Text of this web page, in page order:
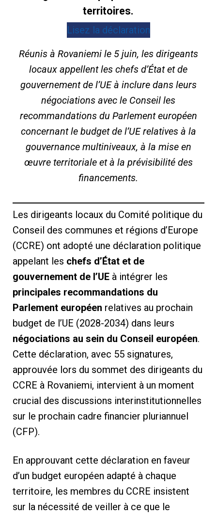
territoires.
Lisez la déclaration
Réunis à Rovaniemi le 5 juin, les dirigeants
locaux appellent les chefs d’État et de
gouvernement de l’UE à inclure dans leurs
négociations avec le Conseil les
recommandations du Parlement européen
concernant le budget de l’UE relatives à la
gouvernance multiniveaux, à la mise en
œuvre territoriale et à la prévisibilité des
financements.
Les dirigeants locaux du Comité politique du
Conseil des communes et régions d’Europe
(CCRE) ont adopté une déclaration politique
appelant les chefs d’État et de
gouvernement de l’UEà intégrer les
principales recommandations du
Parlement européen relatives au prochain
budget de l’UE (2028-2034) dans leurs
négociations au sein du Conseil européen.
Cette déclaration, avec 55 signatures,
approuvée lors du sommet des dirigeants du
CCRE à Rovaniemi, intervient à un moment
crucial des discussions interinstitutionnelles
sur le prochain cadre financier pluriannuel
(CFP).
En approuvant cette déclaration en faveur
d’un budget européen adapté à chaque
territoire, les membres du CCRE insistent
sur la nécessité de veiller à ce que le